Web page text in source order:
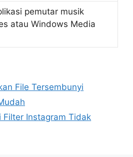
pemutar musik
atau Windows Media
File Tersembunyi
Filter Instagram Tidak